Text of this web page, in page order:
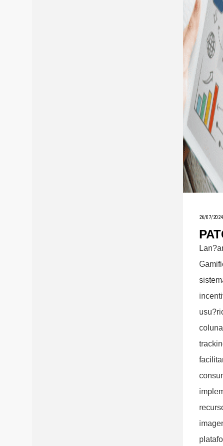
26/07/2024